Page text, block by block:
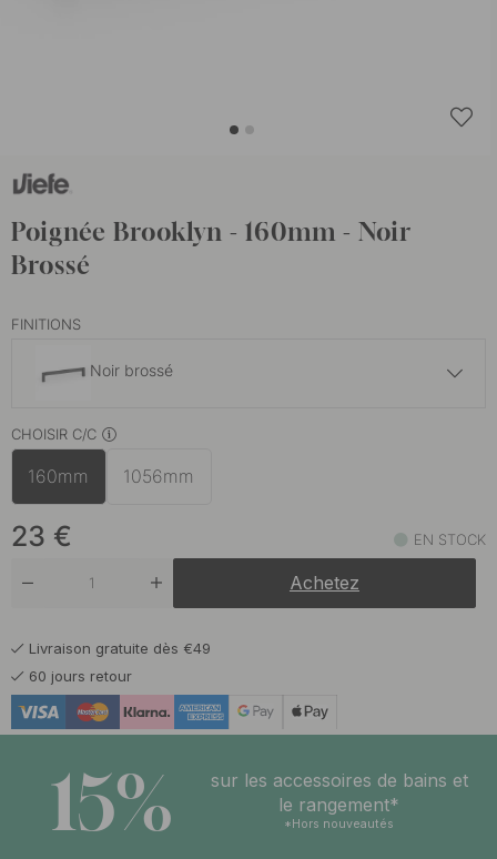
Poignée Brooklyn - 160mm - Noir
Brossé
FINITIONS
Noir brossé
Bronze Brossé
Laiton Brossé Foncé
Titane Noir Brossé
CHOISIR C/C
160mm 1056mm
23 € EN STOCK
Achetez
Livraison gratuite dès €49
60 jours retour
15%
sur les accessoires de bains et
le rangement*
*Hors nouveautés